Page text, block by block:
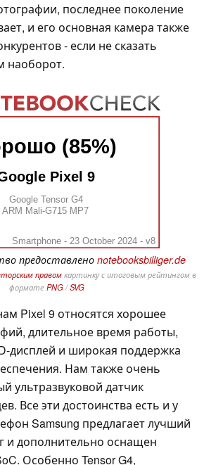
последнее поколение
и его основная камера также
- если не сказать
наоборот.
(85%)
Pixel 9
Google Tensor G4
ARM Mali-G715 MP7
Smartphone - 23 October 2024 - v8
предоставлено notebooksbilliger.de
правомкартинку с итоговым рейтингом в
формате PNG/SVG
Pixel 9 относятся хорошее
длительное время работы,
дисплей и широкая поддержка
Нам также очень
ультразвуковой датчик
Все эти достоинства есть и у
Samsung предлагает лучший
и дополнительно оснащен
Особенно Tensor G4,